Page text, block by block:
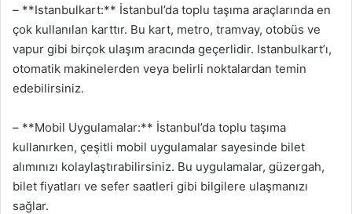
– **Istanbulkart:** İstanbul’da toplu taşıma araçlarında en
çok kullanılan karttır. Bu kart, metro, tramvay, otobüs ve
vapur gibi birçok ulaşım aracında geçerlidir. Istanbulkart’ı,
otomatik makinelerden veya belirli noktalardan temin
edebilirsiniz.
– **Mobil Uygulamalar:** İstanbul’da toplu taşıma
kullanırken, çeşitli mobil uygulamalar sayesinde bilet
alımınızı kolaylaştırabilirsiniz. Bu uygulamalar, güzergah,
bilet fiyatları ve sefer saatleri gibi bilgilere ulaşmanızı
sağlar.